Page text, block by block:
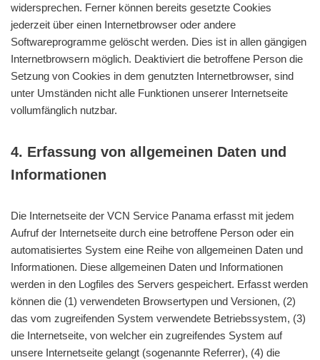
widersprechen. Ferner können bereits gesetzte Cookies
jederzeit über einen Internetbrowser oder andere
Softwareprogramme gelöscht werden. Dies ist in allen gängigen
Internetbrowsern möglich. Deaktiviert die betroffene Person die
Setzung von Cookies in dem genutzten Internetbrowser, sind
unter Umständen nicht alle Funktionen unserer Internetseite
vollumfänglich nutzbar.
4. Erfassung von allgemeinen Daten und
Informationen
Die Internetseite der VCN Service Panama erfasst mit jedem
Aufruf der Internetseite durch eine betroffene Person oder ein
automatisiertes System eine Reihe von allgemeinen Daten und
Informationen. Diese allgemeinen Daten und Informationen
werden in den Logfiles des Servers gespeichert. Erfasst werden
können die (1) verwendeten Browsertypen und Versionen, (2)
das vom zugreifenden System verwendete Betriebssystem, (3)
die Internetseite, von welcher ein zugreifendes System auf
unsere Internetseite gelangt (sogenannte Referrer), (4) die